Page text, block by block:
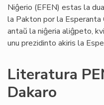
Niĝerio (EFEN) estas la
la Pakton por la Esperanta
antaŭ la niĝeria aliĝpeto,
unu prezidinto akiris la
Literatura
Dakaro